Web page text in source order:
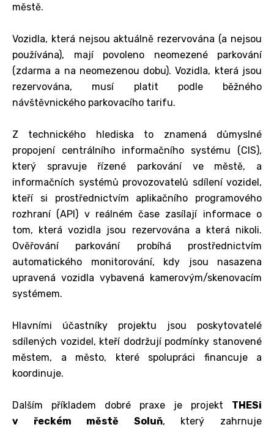
městě.
Vozidla, která nejsou aktuálně rezervována (a nejsou
používána), mají povoleno neomezené parkování
(zdarma a na neomezenou dobu). Vozidla, která jsou
rezervována, musí platit podle běžného
návštěvnického parkovacího tarifu.
Z technického hlediska to znamená důmyslné
propojení centrálního informačního systému (CIS),
který spravuje řízené parkování ve městě, a
informačních systémů provozovatelů sdílení vozidel,
kteří si prostřednictvím aplikačního programového
rozhraní (API) v reálném čase zasílají informace o
tom, která vozidla jsou rezervována a která nikoli.
Ověřování parkování probíhá prostřednictvím
automatického monitorování, kdy jsou nasazena
upravená vozidla vybavená kamerovým/skenovacím
systémem.
Hlavními účastníky projektu jsou poskytovatelé
sdílených vozidel, kteří dodržují podmínky stanovené
městem, a město, které spolupráci financuje a
koordinuje.
Dalším příkladem dobré praxe je projekt THESi
v řeckém městě Soluň, který zahrnuje